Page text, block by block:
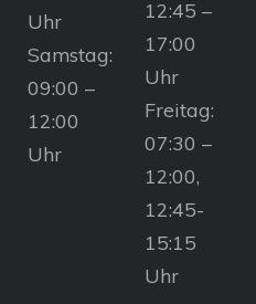
Uhr
Samstag:
09:00 –
12:00
Uhr
12:45 –
17:00
Uhr
Freitag:
07:30 –
12:00,
12:45-
15:15
Uhr